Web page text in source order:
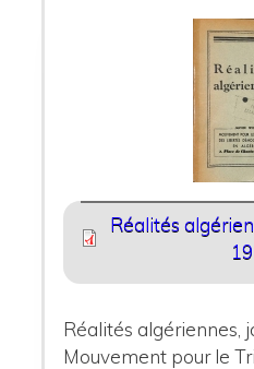
Réalités
Réalités algériennes,
Mouvement pour le